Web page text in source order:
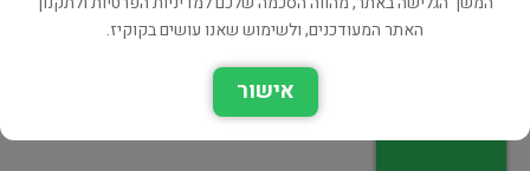
גוף ונפש
האתר המעודכנים, ולשימוש שאנו עושים בקוקיז.
אישור